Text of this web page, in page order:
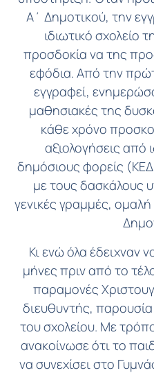
Α΄ Δημοτικού, την
ιδιωτικό σχολείο
προσδοκία να της
εφόδια. Από την
εγγραφεί,
μαθησιακές της
κάθε χρόνο
αξιολογήσεις από
δημόσιους φορείς
με τους δασκάλους
γενικές γραμμές,
Κι ενώ όλα έδειχναν
μήνες πριν από το
παραμονές
διευθυντής,
του σχολείου. Με
ανακοίνωσε ότι το
να συνεχίσει στο